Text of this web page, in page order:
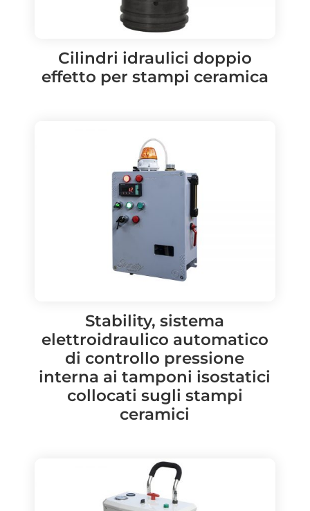
Cilindri idraulici doppio
effetto per stampi ceramica
Stability, sistema
elettroidraulico automatico
di controllo pressione
interna ai tamponi isostatici
collocati sugli stampi
ceramici